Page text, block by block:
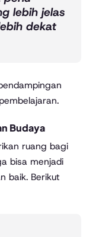
lebih jelas
dekat
Budaya
ruang bagi
bisa menjadi
baik. Berikut